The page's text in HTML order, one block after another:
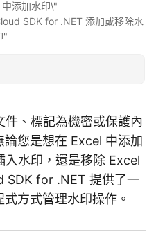
SDK for .NET 添加或移除水
"
件、標記為機密或保護內
您是想在 Excel 中添加
水印，還是移除 Excel
SDK for .NET 提供了一
方式管理水印操作。